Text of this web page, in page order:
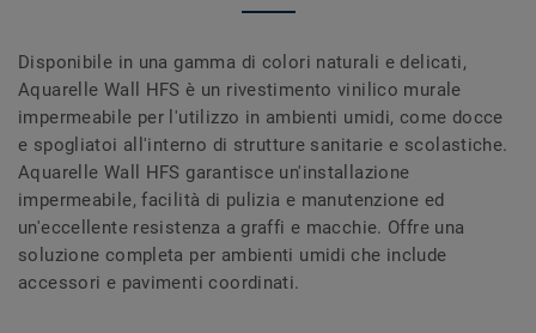
Disponibile in una gamma di colori naturali e delicati,
Aquarelle Wall HFS è un rivestimento vinilico murale
impermeabile per l'utilizzo in ambienti umidi, come docce
e spogliatoi all'interno di strutture sanitarie e scolastiche.
Aquarelle Wall HFS garantisce un'installazione
impermeabile, facilità di pulizia e manutenzione ed
un'eccellente resistenza a graffi e macchie. Offre una
soluzione completa per ambienti umidi che include
accessori e pavimenti coordinati.